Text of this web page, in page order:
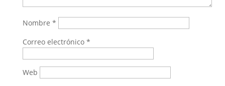
Nombre *
Correo electrónico *
Web